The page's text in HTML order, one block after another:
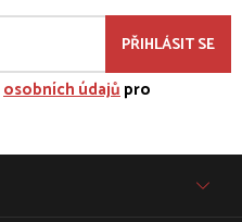
PŘIHLÁSIT SE
osobních údajůpro